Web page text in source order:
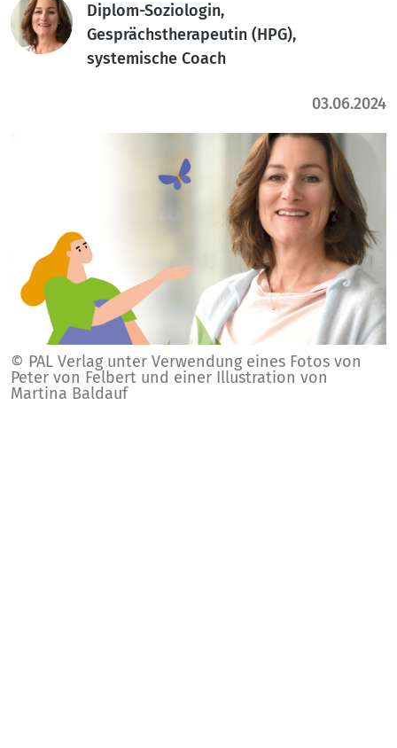
Diplom-Soziologin,
Gesprächstherapeutin (HPG),
systemische Coach
03.06.2024
© PAL Verlag unter Verwendung eines Fotos von
Peter von Felbert und einer Illustration von
Martina Baldauf